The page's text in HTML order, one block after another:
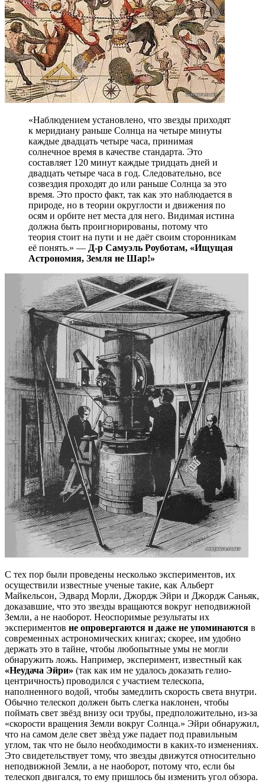
«Наблюдением установлено, что звезды приходят
к меридиану раньше Солнца на четыре минуты
каждые двадцать четыре часа, принимая
солнечное время в качестве стандарта. Это
составляет 120 минут каждые тридцать дней и
двадцать четыре часа в год. Следовательно, все
созвездия проходят до или раньше Солнца за это
время. Это просто факт, так как это наблюдается в
природе, но в теории округлости и движения по
осям и орбите нет места для него. Видимая истина
должна быть проигнорированы, потому что
теория стоит на пути и не даёт своим сторонникам
её понять.» — Д-р Самуэль Роуботам, «Ищущая
Астрономия, Земля не Шар!»
С тех пор были проведены несколько экспериментов, их
осуществили известные ученые такие, как Альберт
Майкельсон, Эдвард Морли, Джордж Эйри и Джордж Саньяк,
доказавшие, что это звезды вращаются вокруг неподвижной
Земли, а не наоборот. Неоспоримые результаты их
экспериментов не опровергаются и даже не упоминаются в
современных астрономических книгах; скорее, им удобно
держать это в тайне, чтобы любопытные умы не могли
обнаружить ложь. Например, эксперимент, известный как
«Неудача Эйри» (так как им не удалось доказать гелио-
центричность) проводился с участием телескопа,
наполненного водой, чтобы замедлить скорость света внутри.
Обычно телескоп должен быть слегка наклонен, чтобы
поймать свет звёзд внизу оси трубы, предположительно, из-за
«скорости вращения Земли вокруг Солнца.» Эйри обнаружил,
что на самом деле свет звѐзд уже падает под правильным
углом, так что не было необходимости в каких-то изменениях.
Это свидетельствует тому, что звезды движутся относительно
неподвижной Земли, а не наоборот, потому что, если бы
телескоп двигался, то ему пришлось бы изменить угол обзора.